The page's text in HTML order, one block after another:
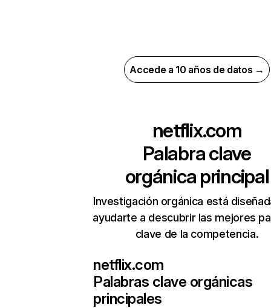
Accede a 10 años de datos →
netflix.com
Palabra clave
orgánica principal
Investigación orgánica está
ayudarte a descubrir las mejores
clave de la competencia.
netflix.com
Palabras clave orgánicas
principales